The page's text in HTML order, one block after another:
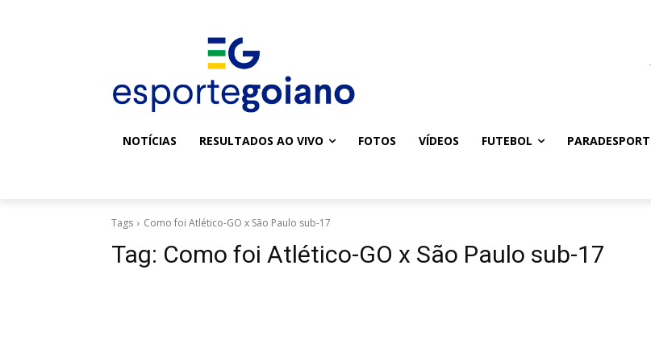
NOTÍCIAS RESULTADOS AO VIVO FOTOS VÍDEOS FUTEBOL
Tags Como foi Atlético-GO x São Paulo sub-17
Tag: Como foi Atlético-GO x São Paulo sub-17